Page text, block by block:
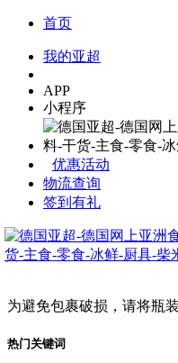
首页
我的亚超
APP
小程序
优惠活动
物流查询
签到有礼
为避免包裹破损，请将瓶
热门关键词